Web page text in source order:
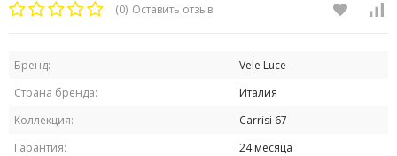
(0) Оставить отзыв
Бренд:
Vele Luce
Страна бренда:
Италия
Коллекция:
Carrisi 67
Гарантия:
24 месяца